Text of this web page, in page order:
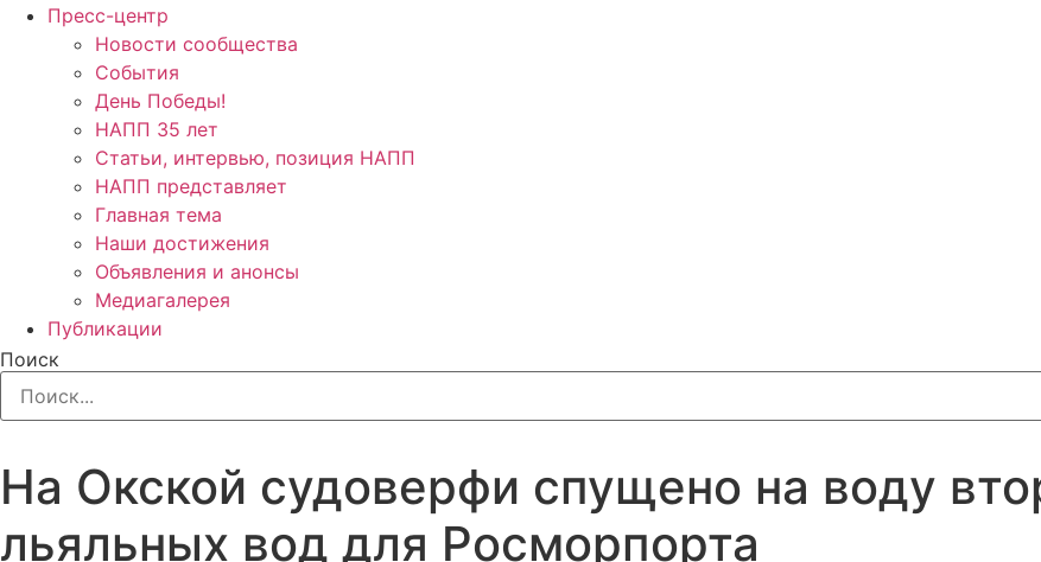
Пресс-центр
Новости сообщества
События
День Победы!
НАПП 35 лет
Статьи, интервью, позиция НАПП
НАПП представляет
Главная тема
Наши достижения
Объявления и анонсы
Медиагалерея
Публикации
Поиск
На Окской судоверфи спущено на воду
льяльных вод для Росморпорта